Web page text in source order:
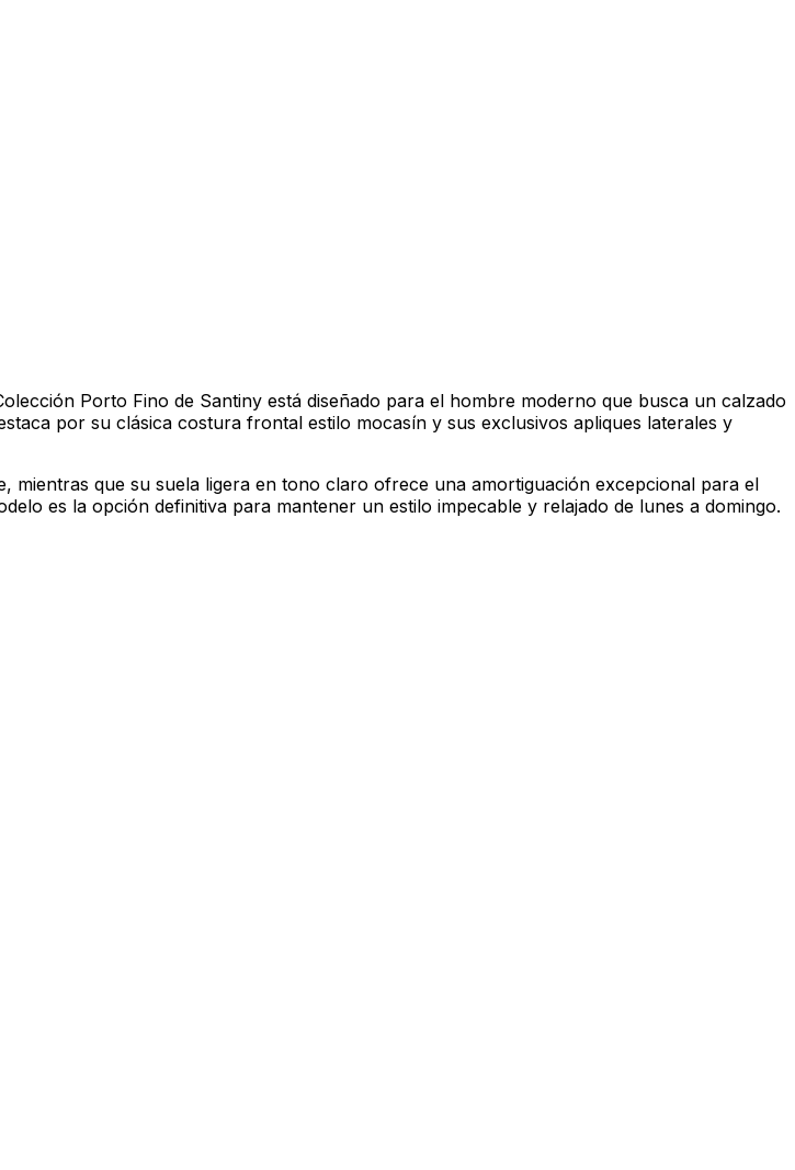
Porto Fino de Santiny está diseñado para el hombre moderno que busca un calzado
por su clásica costura frontal estilo mocasín y sus exclusivos apliques laterales y
mientras que su suela ligera en tono claro ofrece una amortiguación excepcional para el
es la opción definitiva para mantener un estilo impecable y relajado de lunes a domingo.